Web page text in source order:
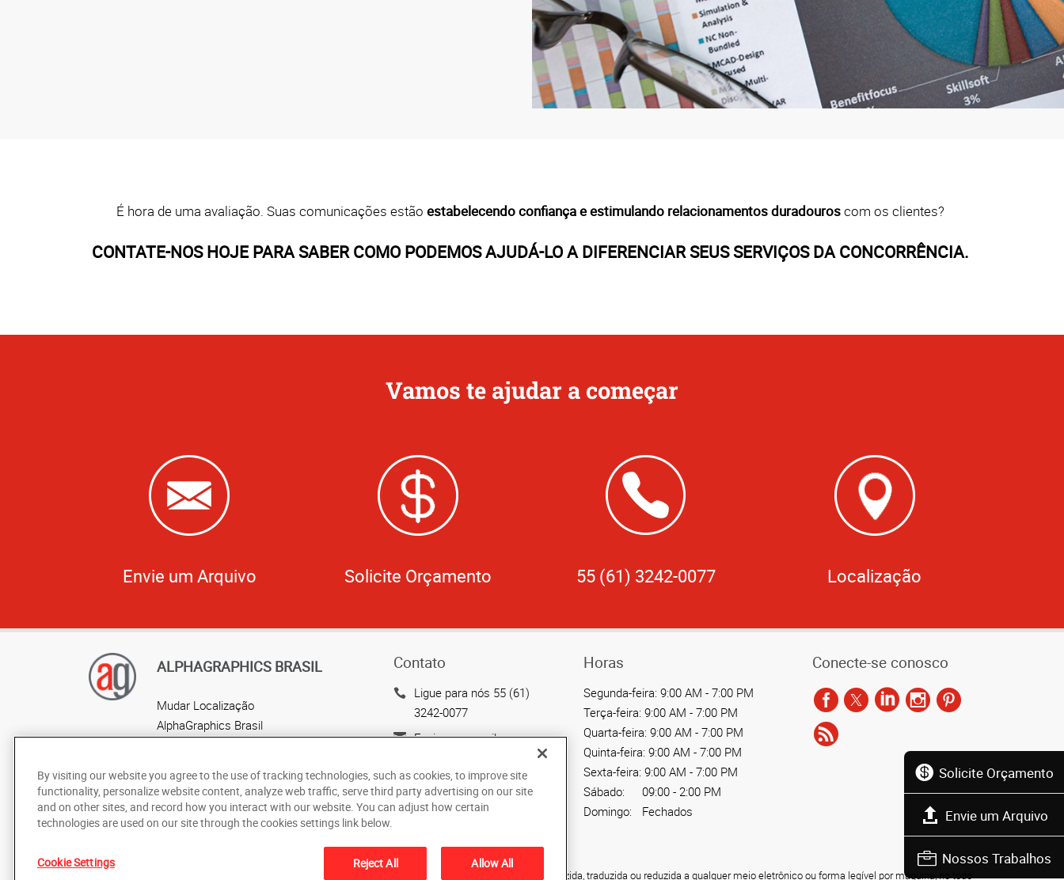
Solicite Orçamento
Envie um Arquivo
Nossos Trabalhos
É hora de uma avaliação. Suas comunicações estão estabelecendo confiança e estimulando relacionamentos duradouroscom os clientes?
CONTATE-NOS HOJE PARA SABER COMO PODEMOS AJUDÁ-LO A DIFERENCIAR SEUS SERVIÇOS DA CONCORRÊNCIA.
Vamos te ajudar a começar
Envie um Arquivo Solicite Orçamento 55 (61) 3242-0077 Localização
ALPHAGRAPHICS BRASIL
Mudar Localização
AlphaGraphics Brasil
Contato
Ligue para nós 55 (61)
3242-0077
Enviar um email
CLS 208 Bloco A Loja 16 -
Asa Sul
Brasília, DF 70254-510
Horas
Segunda-feira: 9:00 AM - 7:00 PM
Terça-feira: 9:00 AM - 7:00 PM
Quarta-feira: 9:00 AM - 7:00 PM
Quinta-feira: 9:00 AM - 7:00 PM
Sexta-feira: 9:00 AM - 7:00 PM
Sábado:
09:00 - 2:00 PM
Domingo:
Fechados
Conecte-se conosco
De acordo com as leis de direitos autorais, esta documentação não pode ser copiada, fotocopiada, reproduzida, traduzida ou reduzida a qualquer meio eletrônico ou forma legível por máquina, no todo
By visiting our website you agree to the use of tracking technologies, such as cookies, to improve site
functionality, personalize website content, analyze web traffic, serve third party advertising on our site
and on other sites, and record how you interact with our website. You can adjust how certain
technologies are used on our site through the cookies settings link below.
Cookie Settings Reject All Allow All